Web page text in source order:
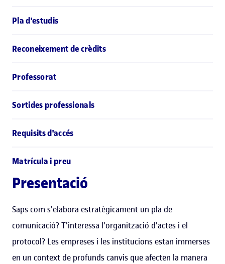
Pla d'estudis
Reconeixement de crèdits
Professorat
Sortides professionals
Requisits d'accés
Matrícula i preu
Presentació
Saps com s'elabora estratègicament un pla de
comunicació? T'interessa l'organització d'actes i el
protocol? Les empreses i les institucions estan immerses
en un context de profunds canvis que afecten la manera